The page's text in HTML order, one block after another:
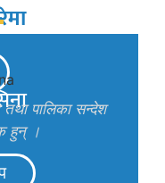
तथा पालिका सन्देश
हुन् ।